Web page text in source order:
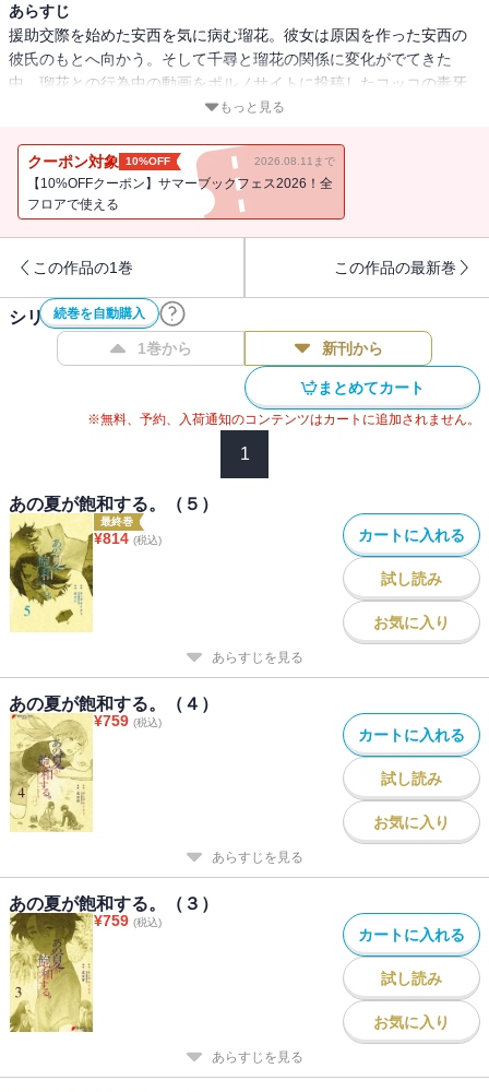
あらすじ
援助交際を始めた安西を気に病む瑠花。彼女は原因を作った安西の
彼氏のもとへ向かう。そして千尋と瑠花の関係に変化がでてきた
中、瑠花との行為中の動画をポルノサイトに投稿したコッコの毒牙
が彼女へ迫り・・・・・・。カリスマアーティスト・カンザキイオ
青春サスペンス第二巻！
もっと見る
クーポン対象 10%OFF 2026.08.11まで
【10%OFFクーポン】サマーブックフェス2026！全
フロアで使える
この作品の1巻 この作品の最新巻
続巻を自動購入
シリーズ作品(5件)
1巻から 新刊から
まとめてカート
※無料、予約、入荷通知のコンテンツはカートに追加されません。
1
あの夏が飽和する。（５）
最終巻
¥814 (税込) カートに入れる
試し読み
お気に入り
あらすじを見る
あの夏が飽和する。（４）
¥759 (税込)
カートに入れる
試し読み
お気に入り
あらすじを見る
あの夏が飽和する。（３）
¥759 (税込)
カートに入れる
試し読み
お気に入り
あらすじを見る